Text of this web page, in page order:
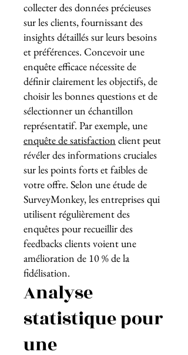
collecter des données précieuses
sur les clients, fournissant des
insights détaillés sur leurs besoins
et préférences. Concevoir une
enquête efficace nécessite de
définir clairement les objectifs, de
choisir les bonnes questions et de
sélectionner un échantillon
représentatif. Par exemple, une
enquête de satisfaction client peut
révéler des informations cruciales
sur les points forts et faibles de
votre offre. Selon une étude de
SurveyMonkey, les entreprises qui
utilisent régulièrement des
enquêtes pour recueillir des
feedbacks clients voient une
amélioration de 10 % de la
fidélisation.
Analyse
statistique pour
une